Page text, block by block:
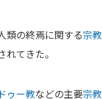
類の終焉に関する宗教
れてきた。
ゥー教などの主要宗教